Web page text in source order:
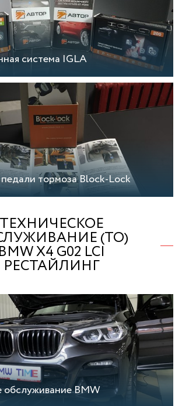
система IGLA
тормоза Block-Lock
ТЕХНИЧЕСКОЕ
(ТО)
BMW X4 G02 LCI
РЕСТАЙЛИНГ
обслуживание BMW